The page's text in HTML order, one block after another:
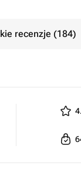
recenzje (184)